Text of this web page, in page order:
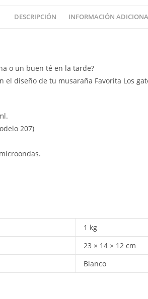
DESCRIPCIÓN INFORMACIÓN
o un buen té en la tarde?
el diseño de tu musaraña Favorita Los
207)
1 kg
23 × 14 × 12 cm
Blanco